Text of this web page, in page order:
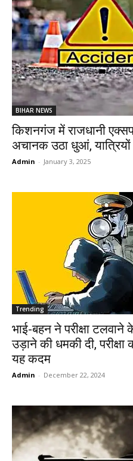
BIHAR NEWS
किशनगंज में राजधानी
अचानक उठा धुआं,
Admin - January 3, 2025
Trending
भाई-बहन ने परीक्षा
उड़ाने की धमकी दी, परीक्षा
यह कदम
Admin - December 22, 2024